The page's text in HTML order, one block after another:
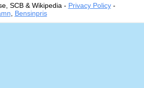
SCB & Wikipedia - Privacy Policy-
Bensinpris